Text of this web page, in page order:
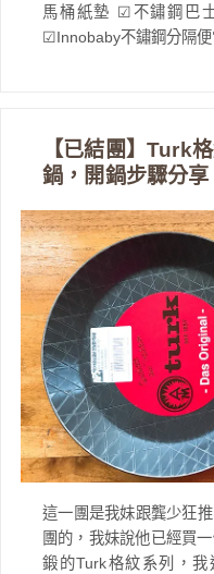
馬桶紙墊 ☑不鏽鋼巴
☑Innobaby不鏽鋼分隔便
【已結團】Turk
鍋，開鍋步驟分
這一團是我妹跟龔少狂
團的，我妹說他已經買
鍛的Turk格紋系列，